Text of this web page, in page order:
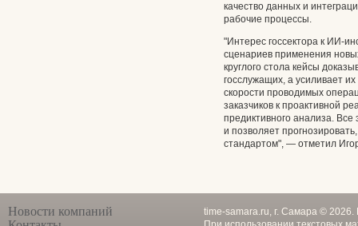
качество данных и
рабочие процессы.
"Интерес госсектора к ИИ-
сценариев применения
круглого стола кейсы
госслужащих, а усиливает
скорости проводимых
заказчиков к проактивной
предиктивного анализа.
и позволяет
стандартом", — отметил
Новости компаний
time-samara.ru, г. Самара ©